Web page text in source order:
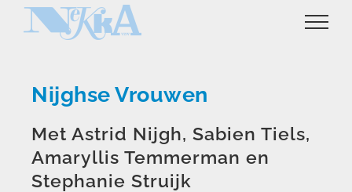
Nijghse Vrouwen
Met Astrid Nijgh, Sabien Tiels,
Amaryllis Temmerman en
Stephanie Struijk